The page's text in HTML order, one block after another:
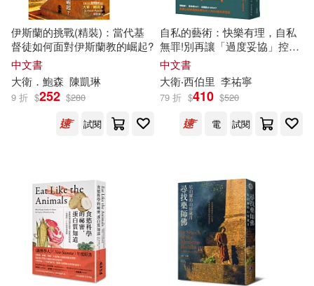
鈴木央(115)
墨刻編輯部(112)
Milkyway(111)
本書編寫組編(109)
王文華(109)
ホットエンターテイメント(107)
遠流(1231) Universal(1167)
人民出版社(1159)
說頻文化(1127)
上海外語教育出版社(1060)
SONY MUSIC(1045)
作者/演唱/譯/編/繪(1)
價格
範圍
伊斯蘭的挑戰(精裝)：當代基
督徒如何面對伊斯蘭教的崛起?
中文書
大衛 ．鮑森 陳凱琳
9 折 $252 $280
試閱
自私的藝術：快樂有理，自私
無罪!別再讓「過度妥協」控制
你的餘生，美國心理學權威給
無私好人的50個自救箴言
中文書
大衛‧西伯里 李祐寧
79 折 $410 $520
電
試閱